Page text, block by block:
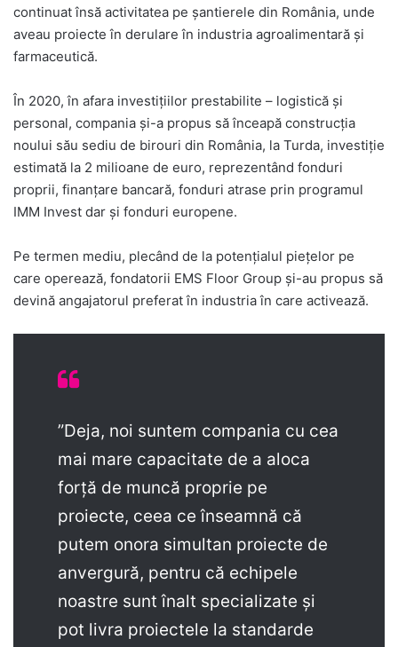
continuat însă activitatea pe șantierele din România, unde
aveau proiecte în derulare în industria agroalimentară și
farmaceutică.
În 2020, în afara investițiilor prestabilite – logistică și
personal, compania și-a propus să înceapă construcția
noului său sediu de birouri din România, la Turda, investiție
estimată la 2 milioane de euro, reprezentând fonduri
proprii, finanțare bancară, fonduri atrase prin programul
IMM Invest dar și fonduri europene.
Pe termen mediu, plecând de la potențialul piețelor pe
care operează, fondatorii EMS Floor Group și-au propus să
devină angajatorul preferat în industria în care activează.
”Deja, noi suntem compania cu cea
mai mare capacitate de a aloca
forță de muncă proprie pe
proiecte, ceea ce înseamnă că
putem onora simultan proiecte de
anvergură, pentru că echipele
noastre sunt înalt specializate și
pot livra proiectele la standarde